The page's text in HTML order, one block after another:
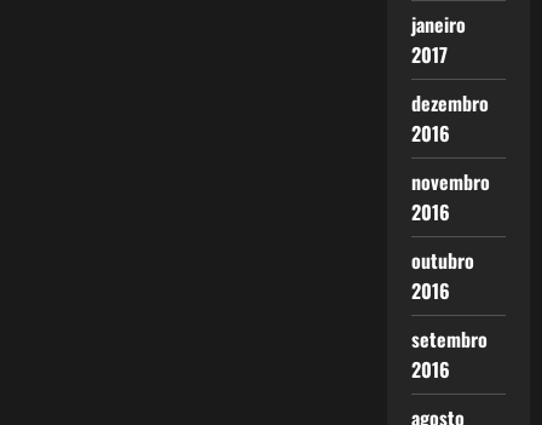
janeiro
2017
dezembro
2016
novembro
2016
outubro
2016
setembro
2016
agosto